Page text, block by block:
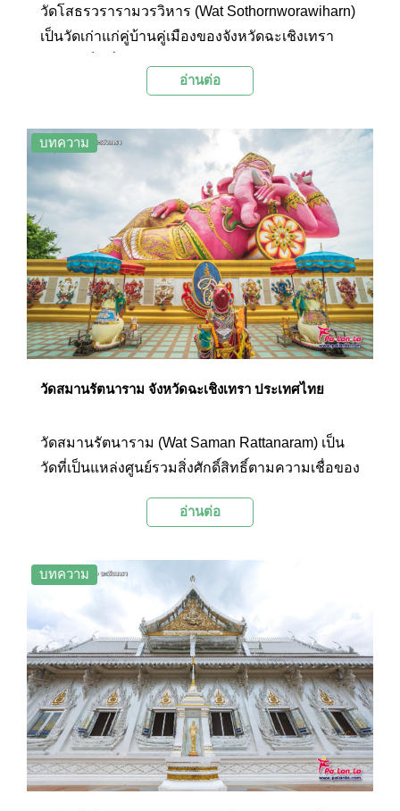
วัดโสธรวรารามวรวิหาร (Wat Sothornworawiharn)
เป็นวัดเก่าแก่คู่บ้านคู่เมืองของจังหวัดฉะเชิงเทรา
ธร ซึ่งเป็นที่เคารพศรัทธาจากชาวเมืองและผู้คนจาก
อย่างมาก จึงมีผู้คนมากมายเดินทางมากราบสักการะ
ขอพร ทำบุญ เช่าวัตถุมงคล และแก้บน กันอย่างเนือง
แน่นในทุกๆ วัน นอกจากนี้นักท่องเที่ยวที่มาเยือนยัง
สามารถเที่ยวชมความงามของพระอุโบสถ และสัก
การะองค์พระพุทธรูปปางต่างๆ ที่ประดิษฐานอยู่
ภายในวัดเพื่อความเป็นสิริมงคลได้อีกด้วย
อ่านต่อ
บทความ
วัดสมานรัตนาราม จังหวัดฉะเชิงเทรา ประเทศไทย
วัดสมานรัตนาราม (Wat Saman Rattanaram) เป็น
วัดที่เป็นแหล่งศูนย์รวมสิ่งศักดิ์สิทธิ์ตามความเชื่อของ
ของจีน ภายในวัดโดดเด่นด้วยเทวรูปองค์พระพิฆเนศ
เทวรูปเจ้าแม่กวนอิม องค์พระราหู พญานาค ศาล
เทพเจ้าจีน และพระพุทธรูปต่างๆ ให้นักท่องเที่ยวได้
แวะสักการะตามความเชื่อเพื่อความเป็นสิริมงคล
นอกจากนี้ที่นี่ยังเป็นจุดชมทัศนียภาพริมแม่น้ำบาง
ประกงที่มีความสวยงามอีกแห่งหนึ่งในจังหวัด
ฉะเชิงเทราอีกด้วย
อ่านต่อ
บทความ